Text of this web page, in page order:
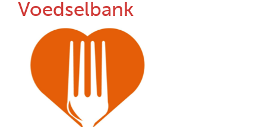
Voedselbank